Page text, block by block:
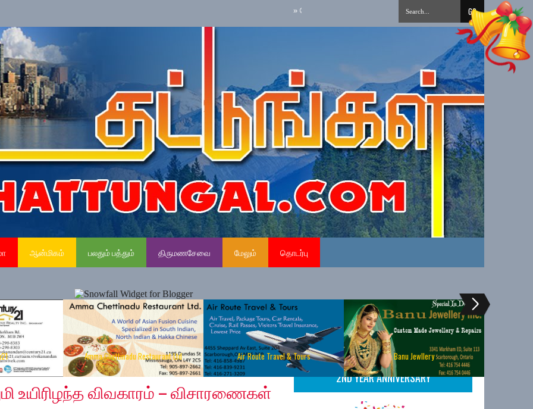
நேர்மையான அரச சேவைக்கான நேர்மைக் கலாசாரம் தேசிய செயற்பாட்டை
ஆன்மிகம் பலதும் பத்தும் திருமணசேவை மேலும் தொடர்பு
Amma Chettinadu Restaurant Ltd Air Route Travel & Tours Banu Jewllery
11, 2019
உயிரிழந்த விவகாரம் – விசாரணைகள்
2ND YEAR ANNIVERSARY